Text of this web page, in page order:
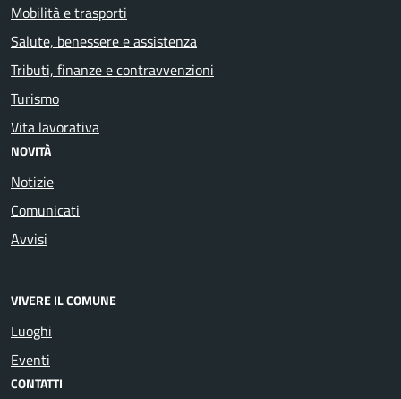
Mobilità e trasporti
Salute, benessere e assistenza
Tributi, finanze e contravvenzioni
Turismo
Vita lavorativa
NOVITÀ
Notizie
Comunicati
Avvisi
VIVERE IL COMUNE
Luoghi
Eventi
CONTATTI